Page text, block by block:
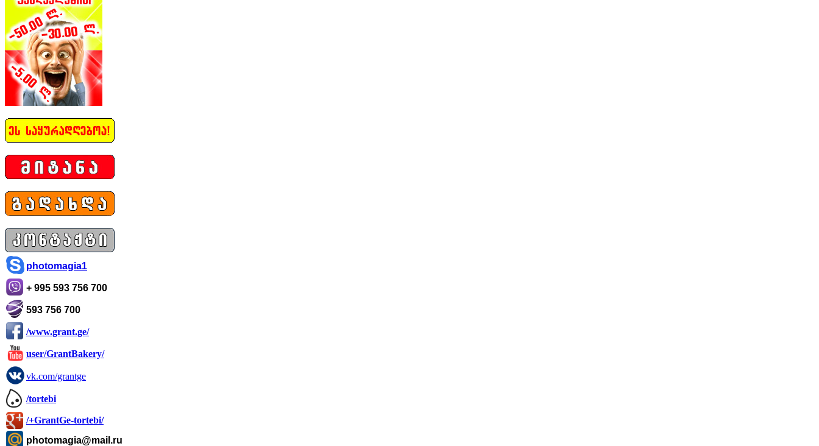
photomagia1
+ 995 593 756 700
593 756 700
/www.grant.ge/
user/GrantBakery/
vk.com/grantge
/tortebi
/+GrantGe-tortebi/
photomagia@mail.ru